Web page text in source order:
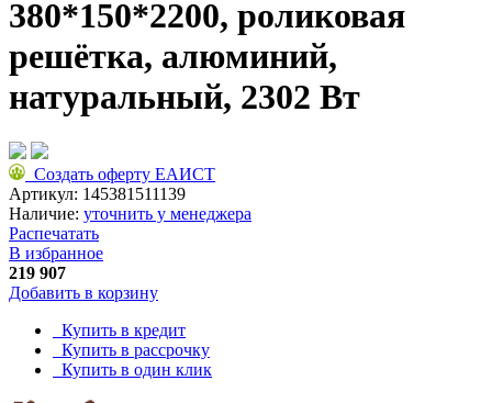
380*150*2200, роликовая
решётка, алюминий,
натуральный, 2302 Вт
Создать оферту ЕАИСТ
Артикул: 145381511139
Наличие: уточнить у менеджера
Распечатать
В избранное
219 907
Добавить в корзину
Купить в кредит
Купить в рассрочку
Купить в один клик